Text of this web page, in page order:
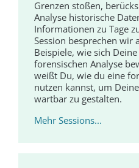
Grenzen stoßen,
Analyse historische
Informationen zu Tage
Session besprechen wir
Beispiele, wie sich
forensischen Analyse
weißt Du, wie du eine
nutzen kannst, um
wartbar zu gestalten.
Mehr Sessions...